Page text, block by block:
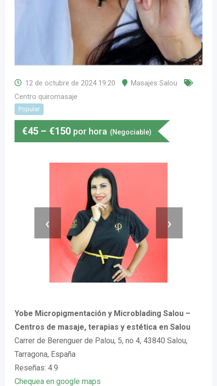
12 de octubre de 2024 19:20
Masajes Salou
Centro quiromasaje
Popular
€45 – €150 por hora (Negociable)
‹ ›
Yobe Micropigmentación y Microblading Salou –
Centros de masaje, terapias y estética en Salou
Carrer de Berenguer de Palou, 5, no 4, 43840 Salou,
Tarragona, España
Reseñas: 4.9
Chequea en google maps